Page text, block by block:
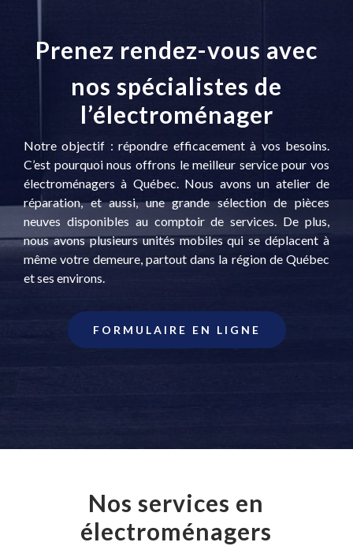
Prenez rendez-vous avec
nos spécialistes de
l’électroménager
Notre objectif : répondre efficacement à vos besoins.
C’est pourquoi nous offrons le meilleur service pour vos
électroménagers à Québec. Nous avons un atelier de
réparation, et aussi, une grande sélection de pièces
neuves disponibles au comptoir de services. De plus,
nous avons plusieurs unités mobiles qui se déplacent à
même votre demeure, partout dans la région de Québec
et ses environs.
FORMULAIRE EN LIGNE
Nos services en
électroménagers